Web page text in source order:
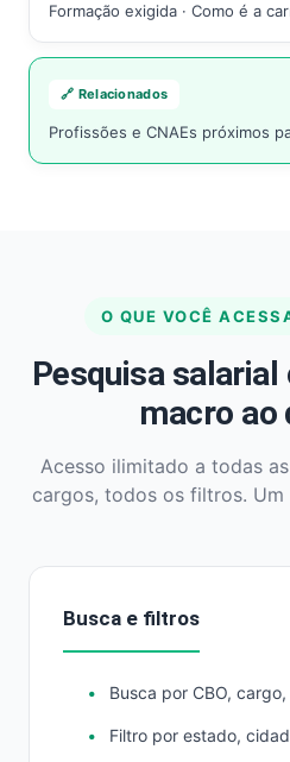
Formação exigida · Como é a
🔗 Relacionados
Profissões e CNAEs próximos
O QUE VOCÊ
Pesquisa
macro ao
Acesso ilimitado a todas
cargos, todos os filtros.
Busca e filtros
Busca por CBO,
Filtro por estado,